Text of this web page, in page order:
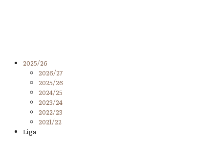
2025/26
2026/27
2025/26
2024/25
2023/24
2022/23
2021/22
Liga